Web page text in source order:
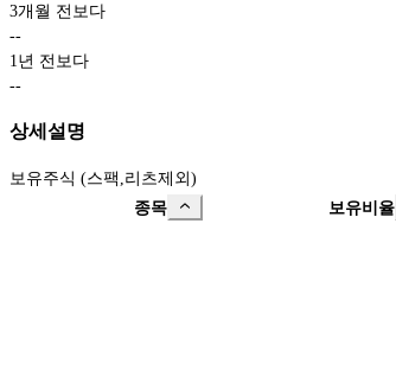
3개월 전보다
--
1년 전보다
--
상세설명
보유주식 (스팩,리츠제외)
종목
보유비율